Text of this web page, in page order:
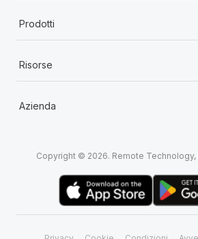
Prodotti
Risorse
Azienda
Copyright © 2026. Remote Technology,